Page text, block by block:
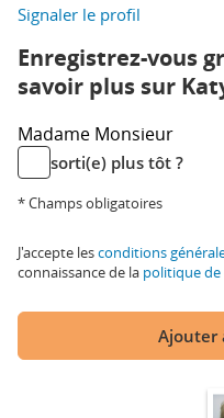
Signaler le profil
Enregistrez-vous
savoir plus sur
Madame Monsieur
sorti(e) plus tôt ?
* Champs obligatoires
J'accepte lesconditions
connaissance de la politique
Ajouter